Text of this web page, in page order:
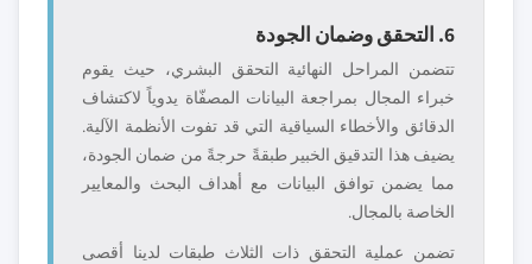
6. التحقق وضمان الجودة
تتضمن المراحل النهائية التحقق البشري، حيث يقوم
خبراء المجال بمراجعة البيانات المصفّاة يدوياً لاكتشاف
الدقائق والأخطاء السياقية التي قد تفوت الأنظمة الآلية.
يضيف هذا التدقيق الخبير طبقةً حرجةً من ضمان الجودة،
مما يضمن توافق البيانات مع أهداف البحث والمعايير
الخاصة بالمجال.
تضمن عملية التحقق ذات الثلاث طبقات لدينا أقصى